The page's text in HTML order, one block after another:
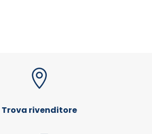

Trova rivenditore